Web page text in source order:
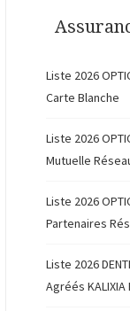
Liste 2026
Carte Blanche
Liste 2026
Mutuelle
Liste 2026
Partenaires
Liste 2026
Agréés